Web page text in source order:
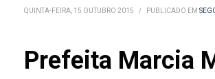
QUINTA-FEIRA, 15 OUTUBRO 2015 / PUBLICADO EM
Prefeita Marcia